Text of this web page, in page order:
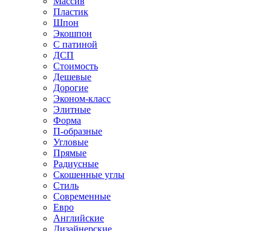
Пластик
Шпон
Экошпон
С патиной
ДСП
Стоимость
Дешевые
Дорогие
Эконом-класс
Элитные
Форма
П-образные
Угловые
Прямые
Радиусные
Скошенные углы
Стиль
Современные
Евро
Английские
Дизайнерские